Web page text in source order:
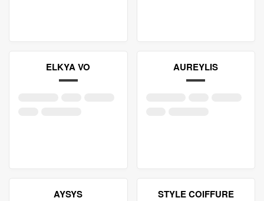
ELKYA VO AUREYLIS
AYSYS STYLE COIFFURE